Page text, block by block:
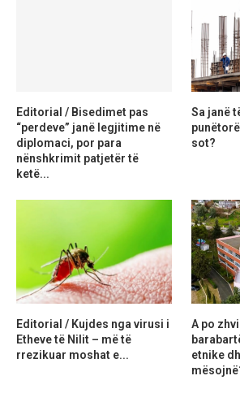
Editorial / Bisedimet pas
“perdeve” janë legjitime në
diplomaci, por para
nënshkrimit patjetër të
ketë...
Sa janë
sot?
Editorial / Kujdes nga virusi i
Etheve të Nilit – më të
rrezikuar moshat e...
A po
etnike